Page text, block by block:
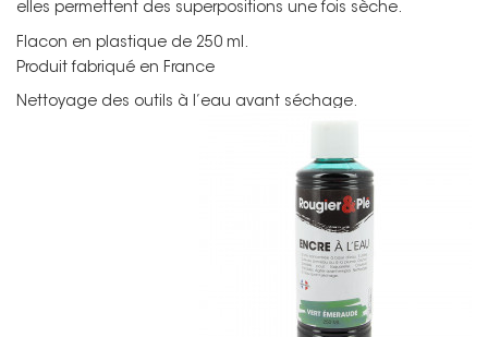
elles permettent des superpositions une fois sèche.
Flacon en plastique de 250 ml.
Produit fabriqué en France
Nettoyage des outils à l’eau avant séchage.
Non merci !